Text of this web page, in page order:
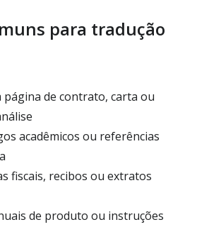
para tradução
de contrato, carta ou
acadêmicos ou referências
fiscais, recibos ou extratos
de produto ou instruções